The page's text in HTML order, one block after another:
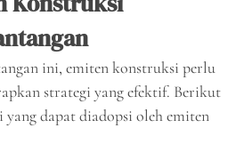
ini, emiten konstruksi perlu
strategi yang efektif. Berikut
yang dapat diadopsi oleh emiten